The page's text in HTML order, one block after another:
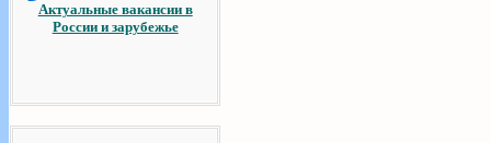
Актуальные вакансии в
России и зарубежье